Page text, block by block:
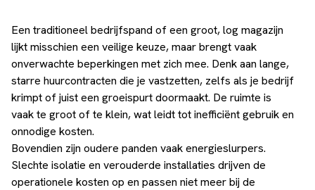
Een traditioneel bedrijfspand of een groot, log magazijn
lijkt misschien een veilige keuze, maar brengt vaak
onverwachte beperkingen met zich mee. Denk aan lange,
starre huurcontracten die je vastzetten, zelfs als je bedrijf
krimpt of juist een groeispurt doormaakt. De ruimte is
vaak te groot of te klein, wat leidt tot inefficiënt gebruik en
onnodige kosten.
Bovendien zijn oudere panden vaak energieslurpers.
Slechte isolatie en verouderde installaties drijven de
operationele kosten op en passen niet meer bij de